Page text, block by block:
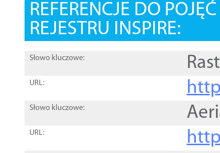
REFERENCJE DO
REJESTRU INSPIRE:
Słowo kluczowe:
URL:
Słowo kluczowe:
URL: